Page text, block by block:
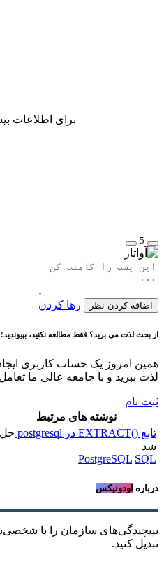
برای اطلاعات
5
اضافه کردن نظر رها کردن
از بحث لذت می برید؟ فقط مطالعه نکنید، بپیوندید!
همین امروز یک حساب کاربری
لذت ببرید و با جامعه عالی ما
ثبت نام
نوشته های مرتبط
تابع ()EXTRACT در postgresql
حل
شد
PostgreSQL SQL
درباره اودونیکس
بپیچیدگی‌های سازمان را با
تبدیل کنید.